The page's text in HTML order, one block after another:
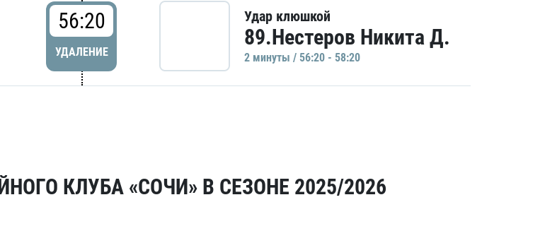
56:20
УДАЛЕНИЕ
Удар клюшкой
89.Нестеров Никита Д.
2 минуты / 56:20 - 58:20
КЛУБА «СОЧИ» В СЕЗОНЕ 2025/2026